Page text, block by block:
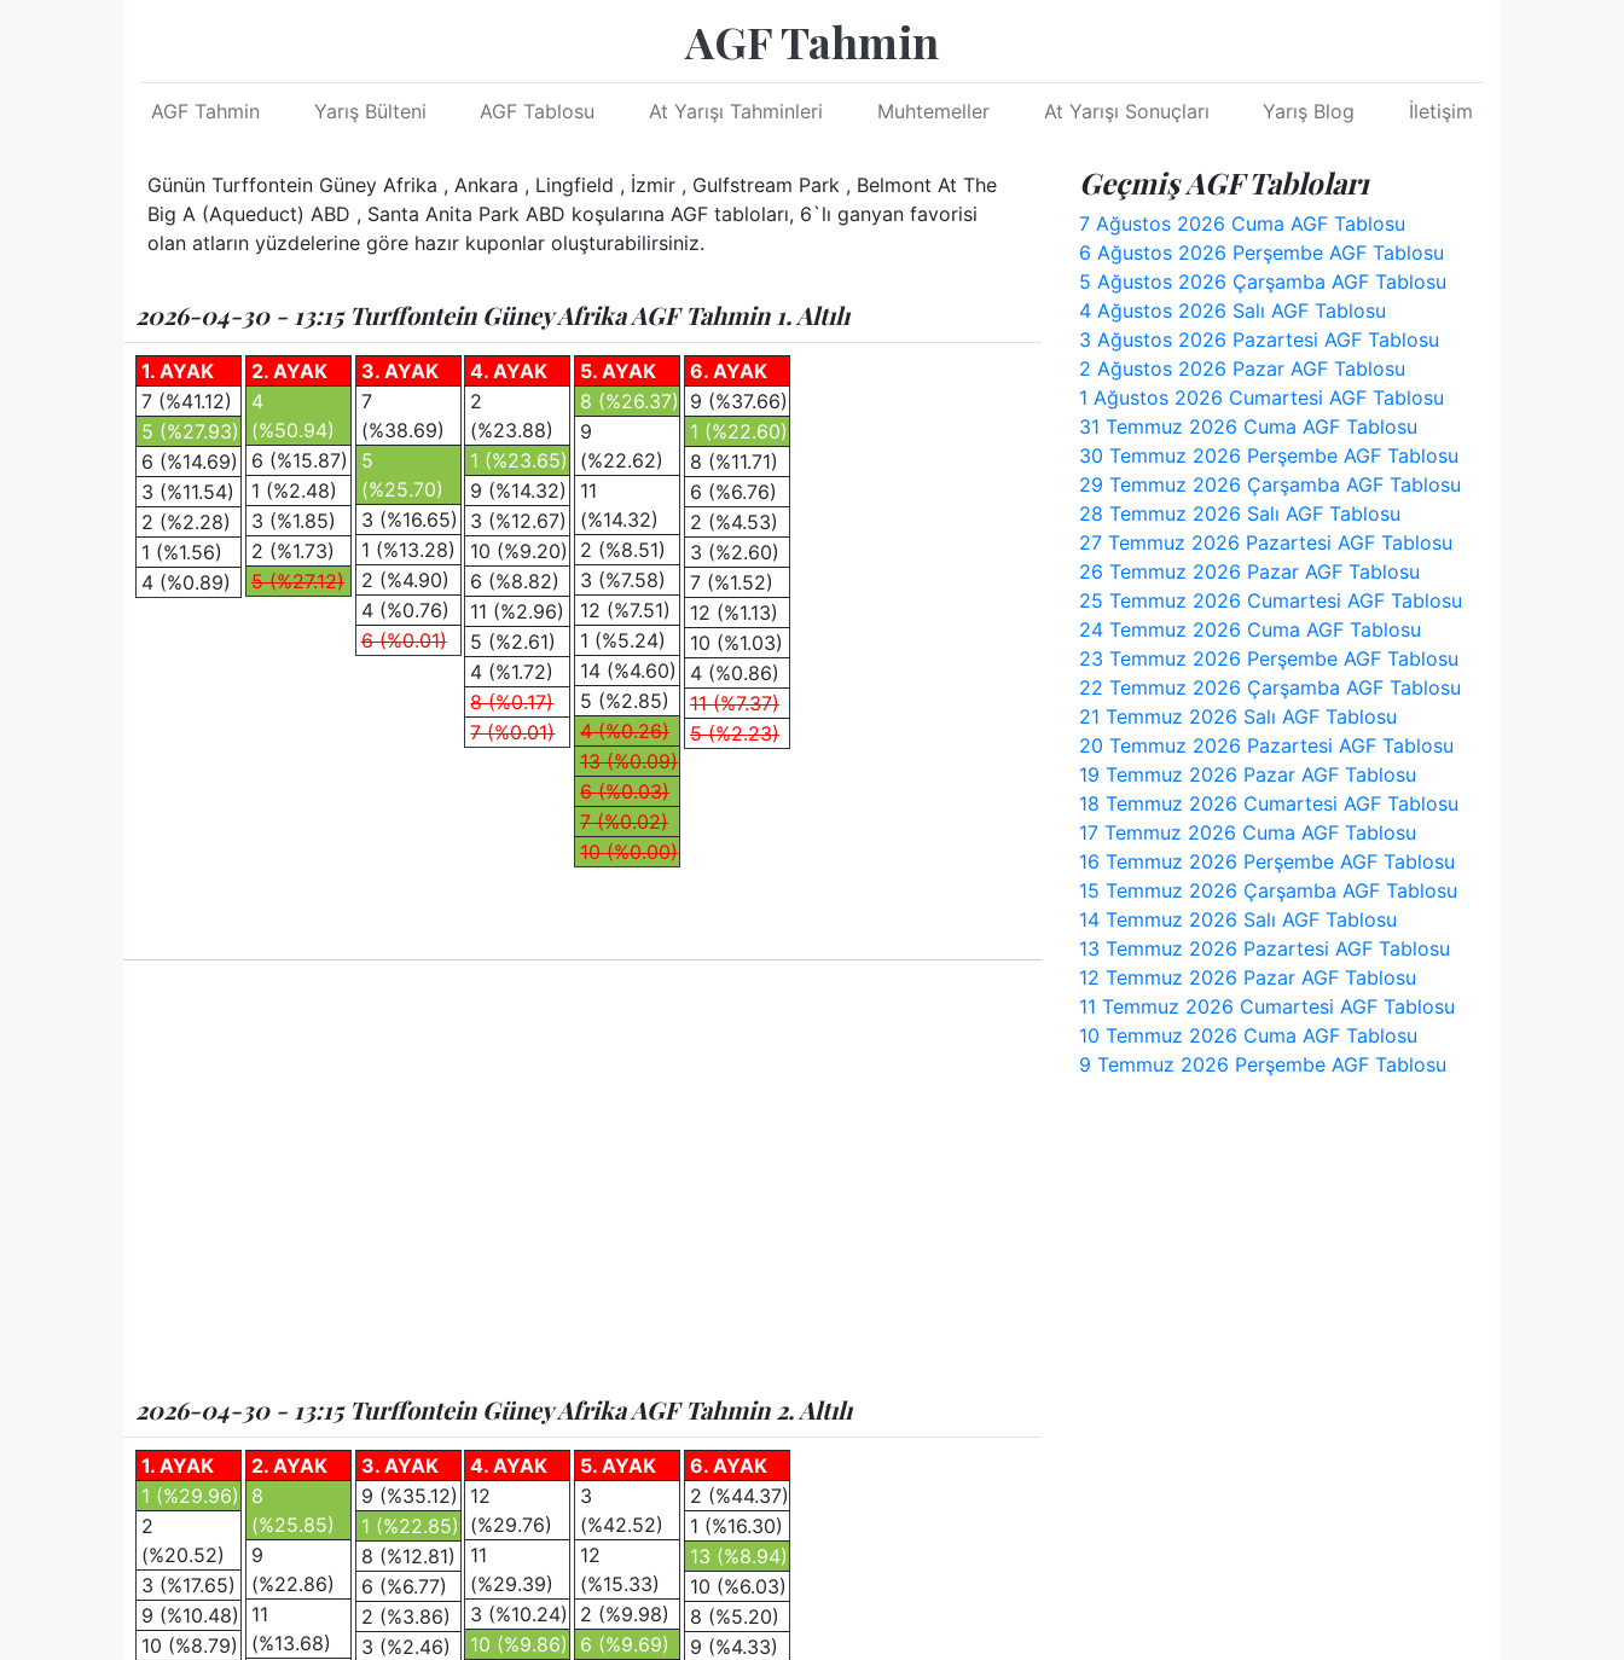
AGF Tahmin
AGF Tahmin Yarış Bülteni AGF Tablosu At Yarışı Tahminleri Muhtemeller At Yarışı Sonuçları Yarış Blog İletişim
Günün Turffontein Güney Afrika , Ankara , Lingfield , İzmir , Gulfstream Park , Belmont At The
Big A (Aqueduct) ABD , Santa Anita Park ABD koşularına AGF tabloları, 6`lı ganyan favorisi
olan atların yüzdelerine göre hazır kuponlar oluşturabilirsiniz.
2026-04-30 - 13:15 Turffontein Güney Afrika AGF Tahmin 1. Altılı
1. AYAK
7 (%41.12)
5 (%27.93)
6 (%14.69)
3 (%11.54)
2 (%2.28)
1 (%1.56)
4 (%0.89)
2. AYAK
4
(%50.94)
6 (%15.87)
1 (%2.48)
3 (%1.85)
2 (%1.73)
5 (%27.12)
3. AYAK
7
(%38.69)
5
(%25.70)
3 (%16.65)
1 (%13.28)
2 (%4.90)
4 (%0.76)
6 (%0.01)
4. AYAK
2
(%23.88)
1 (%23.65)
9 (%14.32)
3 (%12.67)
10 (%9.20)
6 (%8.82)
11 (%2.96)
5 (%2.61)
4 (%1.72)
8 (%0.17)
7 (%0.01)
5. AYAK
8 (%26.37)
9
(%22.62)
11
(%14.32)
2 (%8.51)
3 (%7.58)
12 (%7.51)
1 (%5.24)
14 (%4.60)
5 (%2.85)
4 (%0.26)
13 (%0.09)
6 (%0.03)
7 (%0.02)
10 (%0.00)
6. AYAK
9 (%37.66)
1 (%22.60)
8 (%11.71)
6 (%6.76)
2 (%4.53)
3 (%2.60)
7 (%1.52)
12 (%1.13)
10 (%1.03)
4 (%0.86)
11 (%7.37)
5 (%2.23)
2026-04-30 - 13:15 Turffontein Güney Afrika AGF Tahmin 2. Altılı
1. AYAK
1 (%29.96)
2
(%20.52)
3 (%17.65)
9 (%10.48)
10 (%8.79)
2. AYAK
8
(%25.85)
9
(%22.86)
11
(%13.68)
3. AYAK
9 (%35.12)
1 (%22.85)
8 (%12.81)
6 (%6.77)
2 (%3.86)
3 (%2.46)
4. AYAK
12
(%29.76)
11
(%29.39)
3 (%10.24)
10 (%9.86)
5. AYAK
3
(%42.52)
12
(%15.33)
2 (%9.98)
6 (%9.69)
6. AYAK
2 (%44.37)
1 (%16.30)
13 (%8.94)
10 (%6.03)
8 (%5.20)
9 (%4.33)
Geçmiş AGF Tabloları
7 Ağustos 2026 Cuma AGF Tablosu
6 Ağustos 2026 Perşembe AGF Tablosu
5 Ağustos 2026 Çarşamba AGF Tablosu
4 Ağustos 2026 Salı AGF Tablosu
3 Ağustos 2026 Pazartesi AGF Tablosu
2 Ağustos 2026 Pazar AGF Tablosu
1 Ağustos 2026 Cumartesi AGF Tablosu
31 Temmuz 2026 Cuma AGF Tablosu
30 Temmuz 2026 Perşembe AGF Tablosu
29 Temmuz 2026 Çarşamba AGF Tablosu
28 Temmuz 2026 Salı AGF Tablosu
27 Temmuz 2026 Pazartesi AGF Tablosu
26 Temmuz 2026 Pazar AGF Tablosu
25 Temmuz 2026 Cumartesi AGF Tablosu
24 Temmuz 2026 Cuma AGF Tablosu
23 Temmuz 2026 Perşembe AGF Tablosu
22 Temmuz 2026 Çarşamba AGF Tablosu
21 Temmuz 2026 Salı AGF Tablosu
20 Temmuz 2026 Pazartesi AGF Tablosu
19 Temmuz 2026 Pazar AGF Tablosu
18 Temmuz 2026 Cumartesi AGF Tablosu
17 Temmuz 2026 Cuma AGF Tablosu
16 Temmuz 2026 Perşembe AGF Tablosu
15 Temmuz 2026 Çarşamba AGF Tablosu
14 Temmuz 2026 Salı AGF Tablosu
13 Temmuz 2026 Pazartesi AGF Tablosu
12 Temmuz 2026 Pazar AGF Tablosu
11 Temmuz 2026 Cumartesi AGF Tablosu
10 Temmuz 2026 Cuma AGF Tablosu
9 Temmuz 2026 Perşembe AGF Tablosu